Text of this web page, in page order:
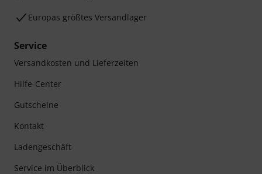
Europas größtes Versandlager
Service
Versandkosten und Lieferzeiten
Hilfe-Center
Gutscheine
Kontakt
Ladengeschäft
Service im Überblick